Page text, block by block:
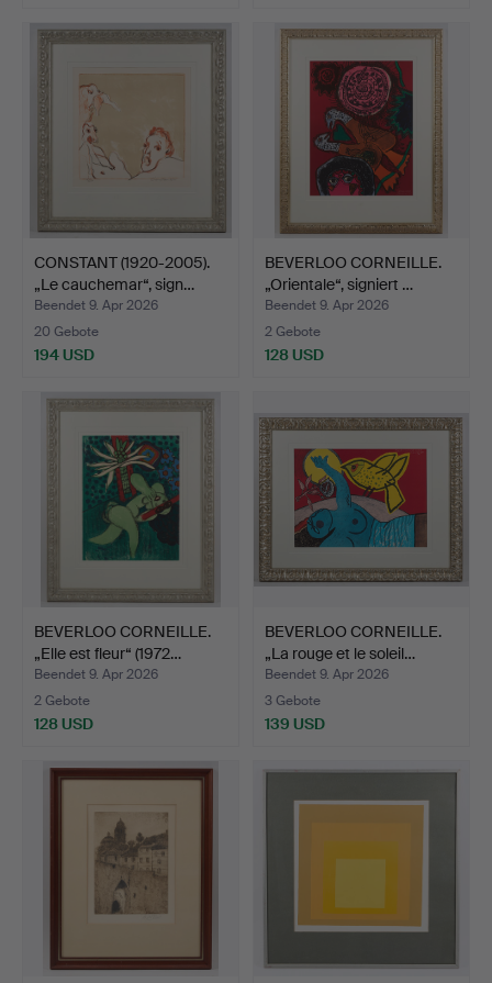
CONSTANT (1920-2005).
„Le cauchemar“, sign…
Beendet 9. Apr 2026
20 Gebote
194 USD
BEVERLOO CORNEILLE.
„Orientale“, signiert …
Beendet 9. Apr 2026
2 Gebote
128 USD
BEVERLOO CORNEILLE.
„Elle est fleur“ (1972…
Beendet 9. Apr 2026
2 Gebote
128 USD
BEVERLOO CORNEILLE.
„La rouge et le soleil…
Beendet 9. Apr 2026
3 Gebote
139 USD